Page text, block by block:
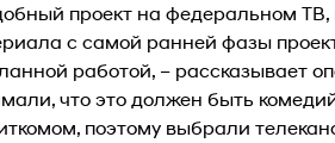
проект на федеральном
с самой ранней фазы
работой, – рассказывает
что это должен быть
поэтому выбрали